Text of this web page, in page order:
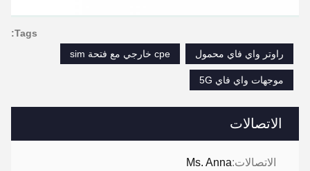
الاتصالات
الاتصالات:Ms. Anna
Tags:
راوتر واي فاي محمول
cpe خارجي مع فتحة sim
موجهات واي فاي 5G